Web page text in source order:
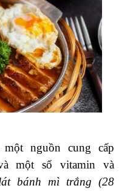
nguồn cung cấp
một số vitamin và
bánh mì trắng (28